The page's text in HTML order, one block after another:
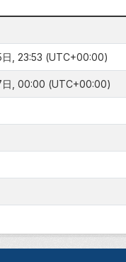
日, 23:53 (UTC+00:00)
日, 00:00 (UTC+00:00)